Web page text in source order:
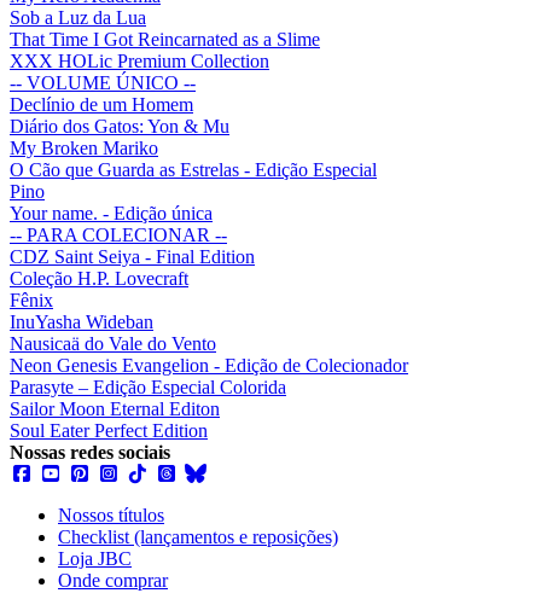
Sob a Luz da Lua
That Time I Got Reincarnated as a Slime
XXX HOLic Premium Collection
-- VOLUME ÚNICO --
Declínio de um Homem
Diário dos Gatos: Yon & Mu
My Broken Mariko
O Cão que Guarda as Estrelas - Edição Especial
Pino
Your name. - Edição única
-- PARA COLECIONAR --
CDZ Saint Seiya - Final Edition
Coleção H.P. Lovecraft
Fênix
InuYasha Wideban
Nausicaä do Vale do Vento
Neon Genesis Evangelion - Edição de Colecionador
Parasyte – Edição Especial Colorida
Sailor Moon Eternal Editon
Soul Eater Perfect Edition
Nossas redes sociais
Nossos títulos
Checklist (lançamentos e reposições)
Loja JBC
Onde comprar